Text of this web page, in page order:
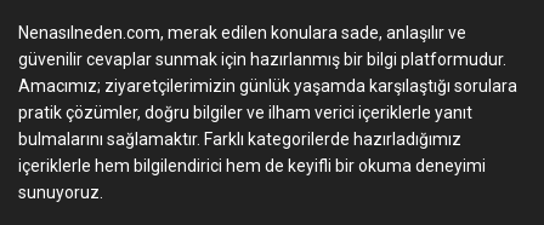
Nenasılneden.com, merak edilen konulara sade, anlaşılır ve
güvenilir cevaplar sunmak için hazırlanmış bir bilgi platformudur.
Amacımız; ziyaretçilerimizin günlük yaşamda karşılaştığı sorulara
pratik çözümler, doğru bilgiler ve ilham verici içeriklerle yanıt
bulmalarını sağlamaktır. Farklı kategorilerde hazırladığımız
içeriklerle hem bilgilendirici hem de keyifli bir okuma deneyimi
sunuyoruz.